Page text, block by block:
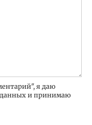
я даю
данных и принимаю